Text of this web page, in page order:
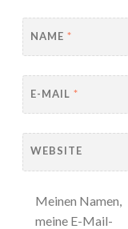
NAME *
E-MAIL *
WEBSITE
Meinen Namen,
meine E-Mail-